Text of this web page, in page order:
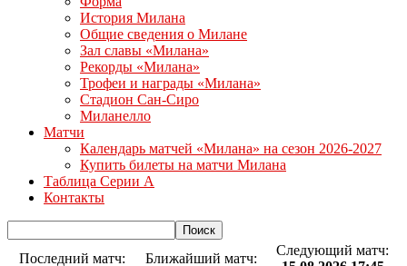
История Милана
Общие сведения о Милане
Зал славы «Милана»
Рекорды «Милана»
Трофеи и награды «Милана»
Стадион Сан-Сиро
Миланелло
Матчи
Календарь матчей «Милана» на сезон 2026-2027
Купить билеты на матчи Милана
Таблица Серии А
Контакты
Последний матч:
Ближайший матч:
Следующий матч: